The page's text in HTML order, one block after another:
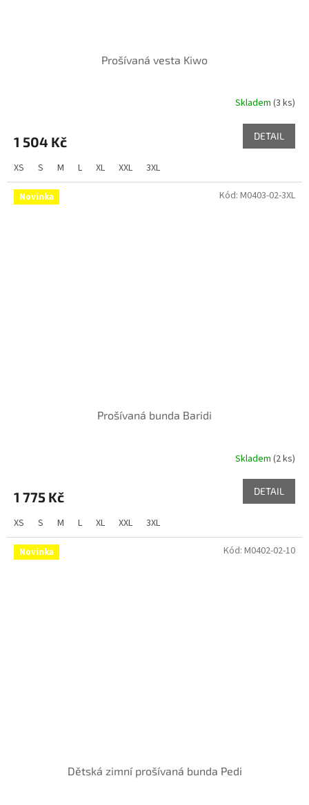
Prošívaná vesta Kiwo
Skladem (3 ks)
1 504 Kč DETAIL
XS S M L XL XXL 3XL
Novinka
Prošívaná bunda Baridi
Skladem (2 ks)
1 775 Kč DETAIL
XS S M L XL XXL 3XL
Kód: M0403-02-3XL
Novinka
Dětská zimní prošívaná bunda Pedi
Kód: M0402-02-10